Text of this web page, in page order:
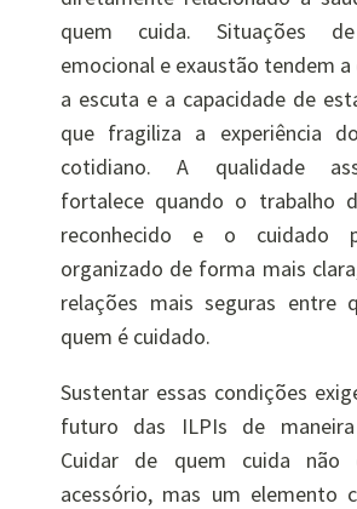
quem cuida. Situações de
emocional e exaustão tendem
a escuta e a capacidade de
que fragiliza a experiência
cotidiano. A qualidade
fortalece quando o trabalho
reconhecido e o cuidado
organizado de forma mais
relações mais seguras entre
quem é cuidado.
Sustentar essas condições
futuro das ILPIs de maneira
Cuidar de quem cuida
acessório, mas um elemento